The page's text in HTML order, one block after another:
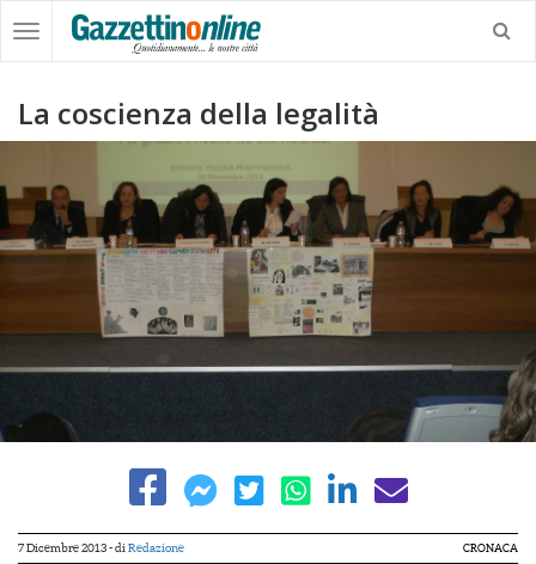
La coscienza della legalità
7 Dicembre 2013- di Redazione CRONACA